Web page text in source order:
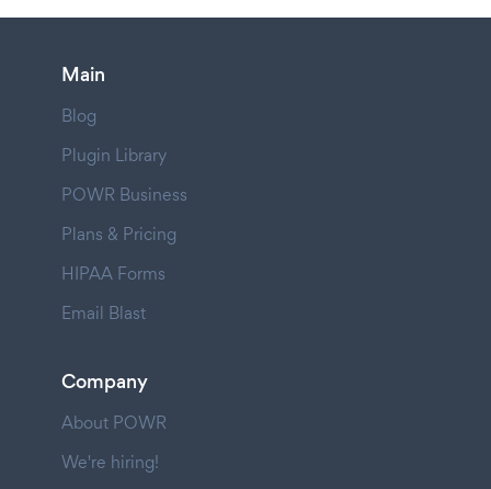
Main
Blog
Plugin Library
POWR Business
Plans & Pricing
HIPAA Forms
Email Blast
Company
About POWR
We're hiring!